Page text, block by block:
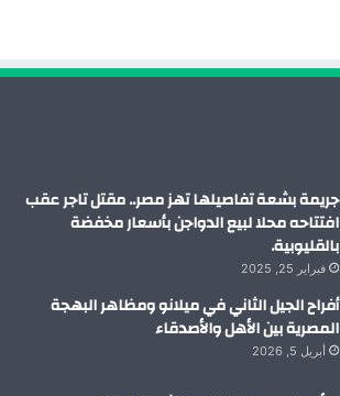
م
جريمة بشعة تفاصيلها تهز مصر.. مقتل تاجر عقب
افتتاحه محلا لبيع الدواجن بأسعار مخفضة
بالقليوبية.
فبراير 25, 2025
أفراح الجيل الثاني في ميلانو ومظاهر البهجة
المصرية بين الأهل والأصدقاء
أبريل 5, 2026